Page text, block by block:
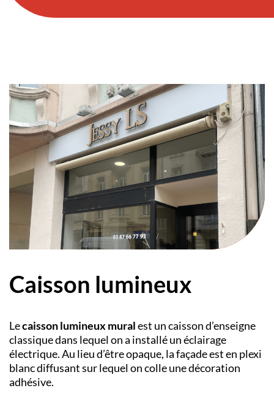
Caisson lumineux
Lecaisson lumineux muralest uncaisson d’enseigne
classique dans lequel on a installé un éclairage
électrique. Au lieu d’être opaque, la façade est en plexi
blanc diffusant sur lequel on colle une décoration
adhésive.